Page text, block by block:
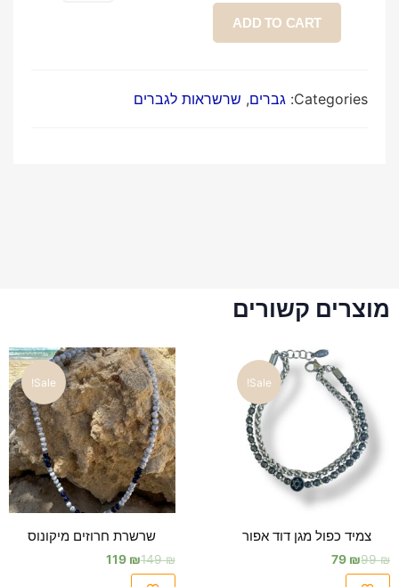
ADD TO CART
Categories: גברים, שרשראות לגברים
מוצרים קשורים
Sale!
צמיד כפול מגן דוד אפור
99₪
79 ₪
Sale!
שרשרת חרוזים מיקונוס
149₪
119 ₪